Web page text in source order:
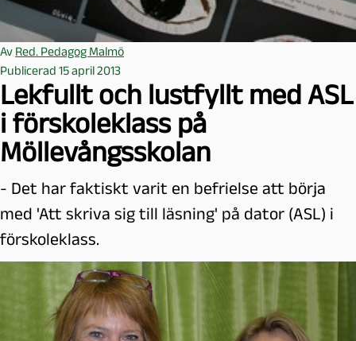
Av Red. Pedagog Malmö
Publicerad 15 april 2013
Lekfullt och lustfyllt med ASL
i förskoleklass på
Möllevångsskolan
- Det har faktiskt varit en befrielse att börja
med 'Att skriva sig till läsning' på dator (ASL) i
förskoleklass.